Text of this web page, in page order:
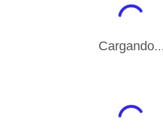
Cargando...